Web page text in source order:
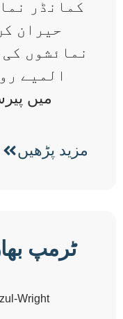
کمانڈر
حیران
نمائشوں
میں
مزید پڑھیں
ٹرمپ
Wright